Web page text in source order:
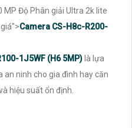
MP Độ Phân giải Ultra 2k lite
Camera CS-H8c-R200-
1J5WF (H6 5MP) là lựa
ninh cho gia đình hay căn
hiệu suất ổn định.